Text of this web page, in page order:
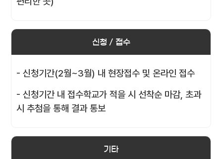
신청 / 접수
- 신청기간(2월~3월) 내 현장접수 및 온라인 접수
- 신청기간 내 접수학교가 적을 시 선착순 마감, 초과
시 추첨을 통해 결과 통보
기타